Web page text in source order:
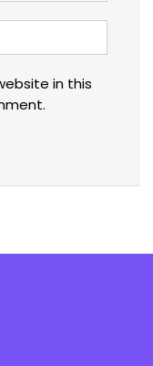
in this